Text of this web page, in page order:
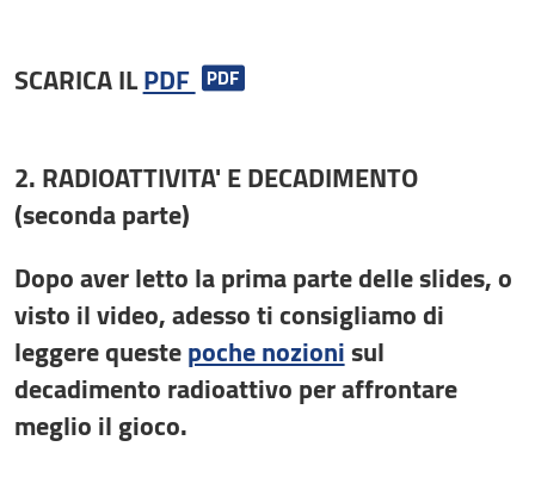
SCARICA ILPDF
2. RADIOATTIVITA' E DECADIMENTO
(seconda parte)
Dopo aver letto la prima parte delle slides, o
visto il video, adesso ti consigliamo di
leggere questepoche nozionisul
decadimento radioattivo per affrontare
meglio il gioco.